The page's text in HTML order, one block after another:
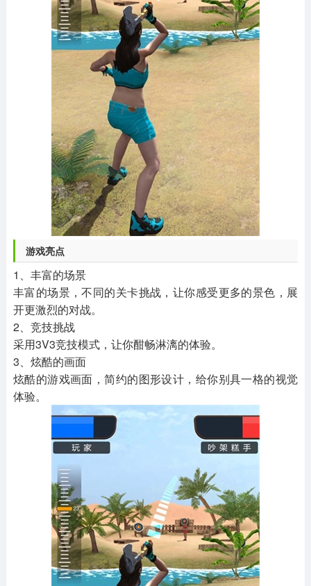
游戏亮点
1、丰富的场景
丰富的场景，不同的关卡挑战，让你感受更多的景色，展
开更激烈的对战。
2、竞技挑战
采用3V3竞技模式，让你酣畅淋漓的体验。
3、炫酷的画面
炫酷的游戏画面，简约的图形设计，给你别具一格的视觉
体验。